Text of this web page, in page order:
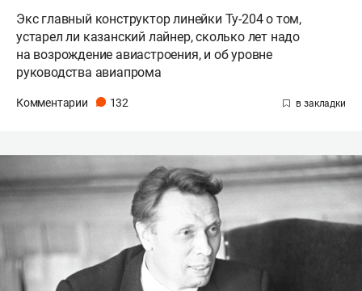
Экс главный конструктор линейки Ту-204 о том,
устарел ли казанский лайнер, сколько лет надо
на возрождение авиастроения, и об уровне
руководства авиапрома
Комментарии 132